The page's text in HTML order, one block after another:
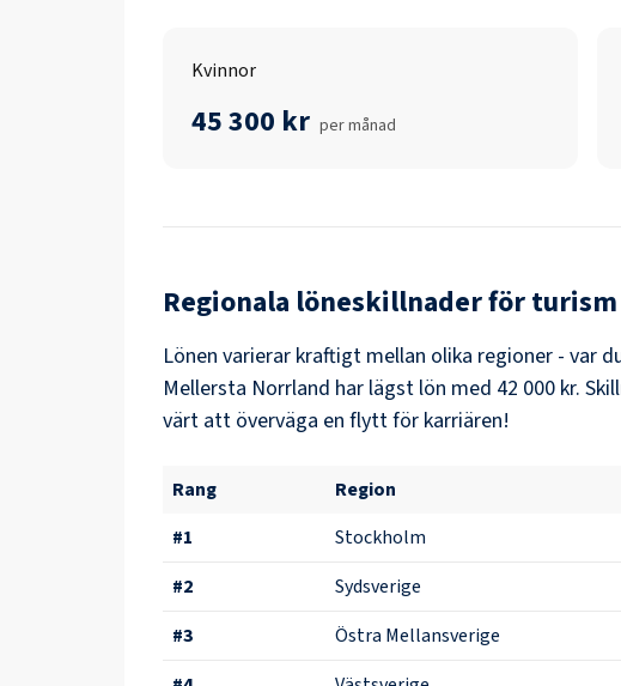
Kvinnor
45 300 kr per månad
Regionala löneskillnader för
Lönen varierar kraftigt mellan olika regioner - var
Mellersta Norrland har lägst lön med 42 000 kr.
värt att överväga en flytt för karriären!
Rang Region
#1 Stockholm
#2 Sydsverige
#3 Östra Mellansverige